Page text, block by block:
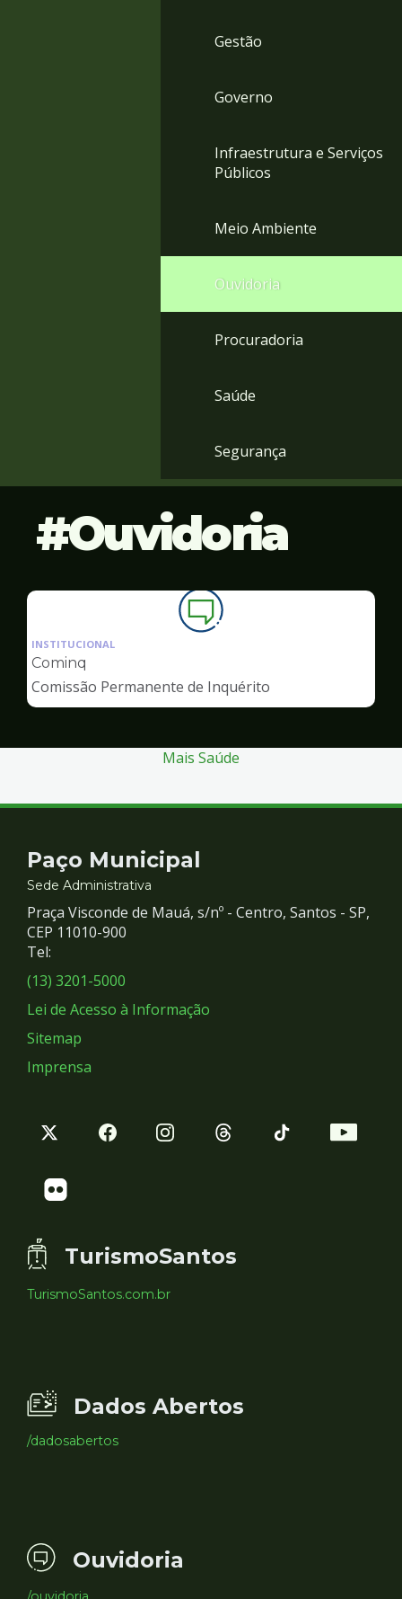
Gestão
Governo
Infraestrutura e Serviços
Públicos
Meio Ambiente
Ouvidoria
Procuradoria
Saúde
Segurança
Ouvidoria
Ilustração
da
de
Ouvidoria
INSTITUCIONAL
Cominq
Comissão Permanente de Inquérito
Mais Saúde
Contato
e
Redes
Sociais
Paço Municipal
Sede Administrativa
Praça Visconde de Mauá, s/nº - Centro, Santos - SP,
CEP 11010-900
Tel:
(13) 3201-5000
Lei de Acesso à Informação
Sitemap
Imprensa
TurismoSantos
TurismoSantos.com.br
Dados Abertos
/dadosabertos
Ouvidoria